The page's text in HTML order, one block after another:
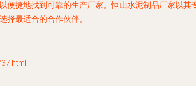
便捷地找到可靠的生产厂家。恒山水泥制品厂家以
择最适合的合作伙伴。